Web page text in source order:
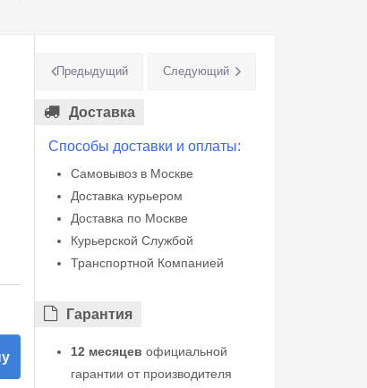
Предыдущий Следующий
Доставка
Способы доставки и оплаты:
Самовывоз в Москве
Доставка курьером
Доставка по Москве
Курьерской Службой
Транспортной Компанией
Гарантия
12 месяцев официальной
гарантии от производителя